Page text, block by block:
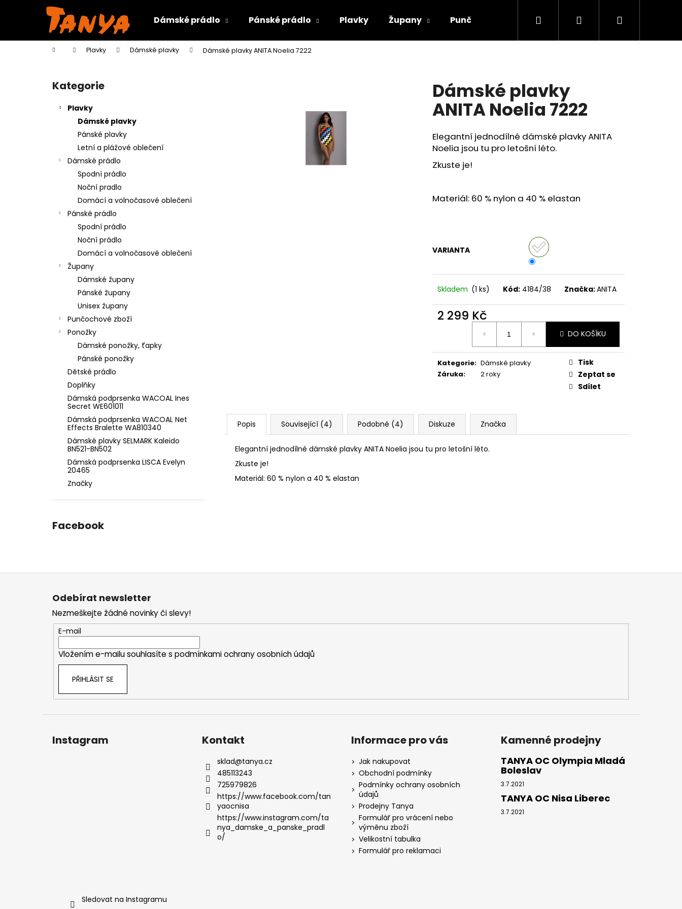
Dámské prádlo Pánské prádlo Plavky Župany Punčochové zboží Ponožky Dětské prádlo
Hledat PřihlášeníNákupní
Domů Plavky Dámské plavky Dámské plavky ANITA Noelia 7222
Přeskočit
kategorie
Kategorie
Plavky
Dámské plavky
Pánské plavky
Letní a plážové oblečení
Dámské prádlo
Spodní prádlo
Noční pradlo
Domácí a volnočasové oblečení
Pánské prádlo
Spodní prádlo
Noční prádlo
Domácí a volnočasové oblečení
Župany
Dámské župany
Pánské župany
Unisex župany
Punčochové zboží
Ponožky
Dámské ponožky, ťapky
Pánské ponožky
Dětské prádlo
Doplňky
Dámská podprsenka WACOAL Ines
Secret WE601011
Dámská podprsenka WACOAL Net
Effects Bralette WA810340
Dámské plavky SELMARK Kaleido
BN521-BN502
Dámská podprsenka LISCA Evelyn
20465
Značky
Facebook
Dámské plavky
ANITA Noelia 7222
Elegantní jednodílné dámské plavky ANITA
Noelia jsou tu pro letošní léto.
Zkuste je!
Materiál: 60 % nylon a 40 % elastan
VARIANTA
Skladem (1 ks) Kód: 4184/38 Značka:ANITA
2 299 Kč
DO KOŠÍKU
Kategorie: Dámské plavky
Záruka: 2 roky
Tisk
Zeptat se
Sdílet
Popis Související (4) Podobné (4) Diskuze Značka
Elegantní jednodílné dámské plavky ANITA Noelia jsou tu pro letošní léto.
Zkuste je!
Materiál: 60 % nylon a 40 % elastan
í
Zpět
do
Zpět
do
Co potřebujete najít?
Doporučujeme
Z
Odebírat newsletter
Nezmeškejte žádné novinky či slevy!
E-mail
Vložením e-mailu souhlasíte s podmínkami ochrany osobních údajů
PŘIHLÁSIT SE
Instagram
Sledovat na Instagramu
Kontakt
sklad@tanya.cz
485113243
725979826
https://www.facebook.com/tan
yaocnisa
https://www.instagram.com/ta
nya_damske_a_panske_pradl
o/
Informace pro vás
Jak nakupovat
Obchodní podmínky
Podmínky ochrany osobních
údajů
Prodejny Tanya
Formulář pro vrácení nebo
výměnu zboží
Velikostní tabulka
Formulář pro reklamaci
Kamenné prodejny
TANYA OC Olympia Mladá
Boleslav
3.7.2021
TANYA OC Nisa Liberec
3.7.2021